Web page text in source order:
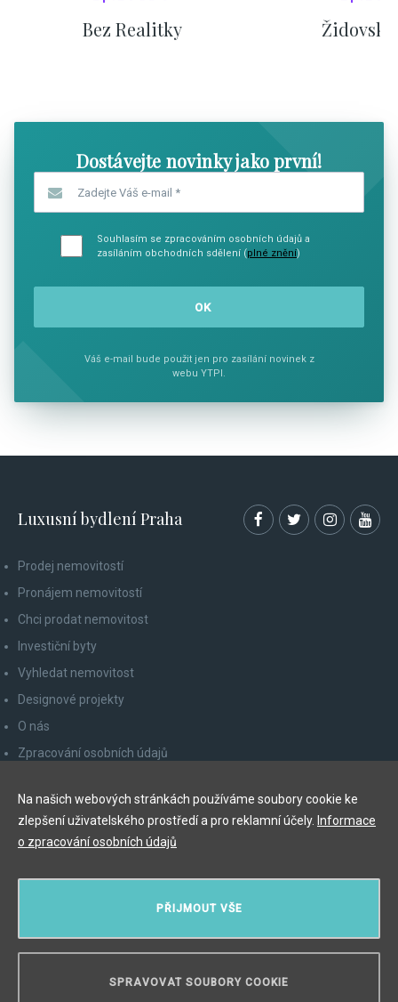
Bez Realitky
Dostávejte novinky jako první!
Souhlasím se zpracováním osobních údajů a
zasíláním obchodních sdělení (plné znění)
Váš e-mail bude použit jen pro zasílání novinek z
webu YTPI.
Luxusní bydlení Praha
Prodej nemovitostí
Pronájem nemovitostí
Chci prodat nemovitost
Investiční byty
Vyhledat nemovitost
Designové projekty
O nás
Zpracování osobních údajů
Odhlášení z newsletteru
Myslíková 245/3, 110 00 Praha 1
PŘIJMOUT VŠE
SPRAVOVAT SOUBORY COOKIE
Na našich webových stránkách používáme soubory cookie ke
zlepšení uživatelského prostředí a pro reklamní účely. Informace
o zpracování osobních údajů